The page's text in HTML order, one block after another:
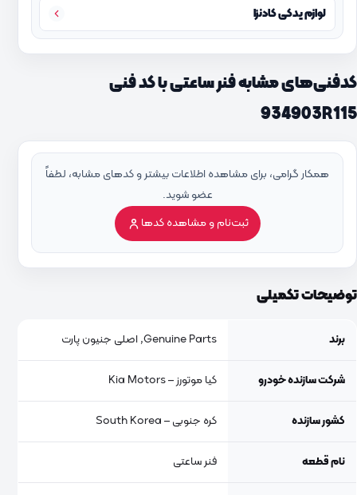
لوازم یدکی کادنزا
کدفنی‌های مشابه فنر ساعتی با کد فنی
934903R115
همکار گرامی، برای مشاهده اطلاعات بیشتر و کدهای مشابه، لطفاً
عضو شوید.
ثبت‌نام و مشاهده کدها
توضیحات تکمیلی
برند Genuine Parts, اصلی جنیون پارت
شرکت سازنده خودرو کیا موتورز – Kia Motors
کشور سازنده کره جنوبی – South Korea
نام قطعه فنر ساعتی